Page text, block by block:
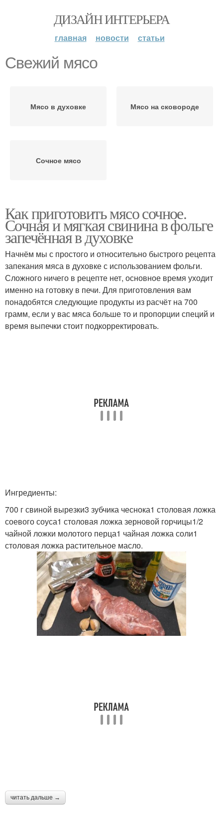
ДИЗАЙН ИНТЕРЬЕРА
главная новости статьи
Свежий мясо
Мясо в духовке Мясо на сковороде
Сочное мясо
Как приготовить мясо сочное.
Сочная и мягкая свинина в фольге
запечённая в духовке
Начнём мы с простого и относительно быстрого рецепта
запекания мяса в духовке с использованием фольги.
Сложного ничего в рецепте нет, основное время уходит
именно на готовку в печи. Для приготовления вам
понадобятся следующие продукты из расчёт на 700
грамм, если у вас мяса больше то и пропорции специй и
время выпечки стоит подкорректировать.
Ингредиенты:
700 г свиной вырезки3 зубчика чеснока1 столовая ложка
соевого соуса1 столовая ложка зерновой горчицы1/2
чайной ложки молотого перца1 чайная ложка соли1
столовая ложка растительное масло.
читать дальше →